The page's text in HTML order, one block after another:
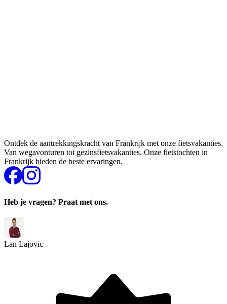
Ontdek de aantrekkingskracht van Frankrijk met onze fietsvakanties.
Van wegavonturen tot gezinsfietsvakanties. Onze fietstochten in
Frankrijk bieden de beste ervaringen.
Heb je vragen? Praat met ons.
Lan Lajovic